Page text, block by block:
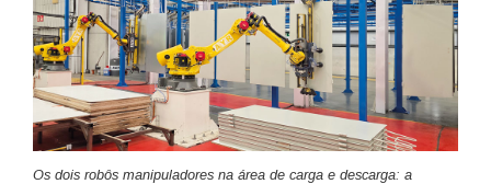
Os dois robôs manipuladores na área de carga e descarga: a